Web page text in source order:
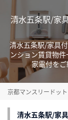
清水五条駅/家
清水五条駅/家具
ンション賃貸物
家電付を
京都マンスリードッ
清水五条駅/家